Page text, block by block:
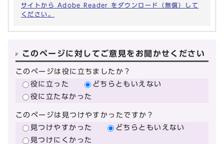
サイトから Adobe Reader をダウンロード（無償）して
ください。
このページに対してご意見をお聞かせください
このページは役に立ちましたか？
役に立った
どちらともいえない
役に立たなかった
このページは見つけやすかったですか？
見つけやすかった
どちらともいえない
見つけにくかった